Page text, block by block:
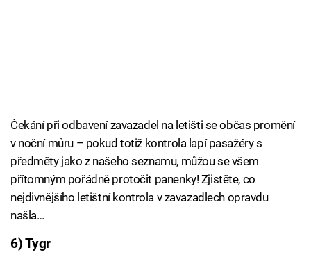
Čekání při odbavení zavazadel na letišti se občas promění
v noční můru – pokud totiž kontrola lapí pasažéry s
předměty jako z našeho seznamu, můžou se všem
přítomným pořádně protočit panenky! Zjistěte, co
nejdivnějšího letištní kontrola v zavazadlech opravdu
našla…
6) Tygr